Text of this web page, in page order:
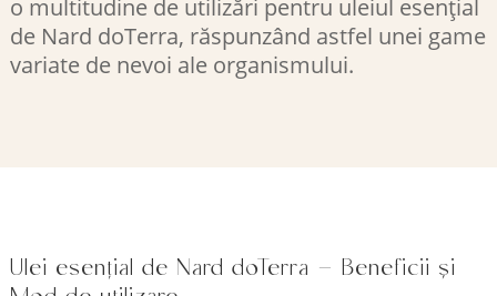
o multitudine de utilizări pentru uleiul esențial
de Nard doTerra, răspunzând astfel unei game
variate de nevoi ale organismului.
Ulei esențial de Nard doTerra – Beneficii și